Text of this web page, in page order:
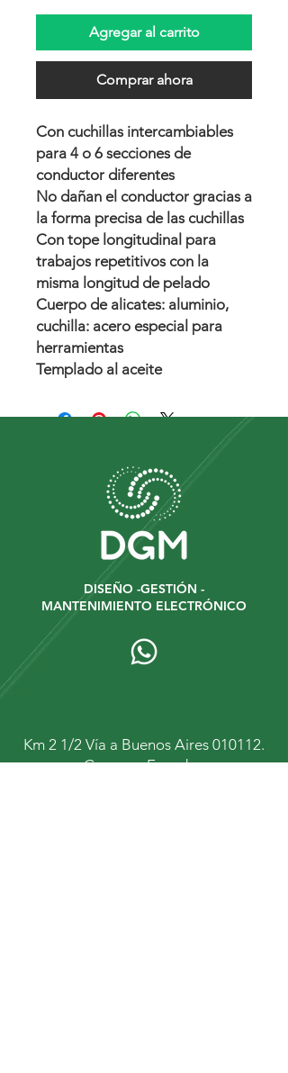
Agregar al carrito
Comprar ahora
Con cuchillas intercambiables
para 4 o 6 secciones de
conductor diferentes
No dañan el conductor gracias a
la forma precisa de las cuchillas
Con tope longitudinal para
trabajos repetitivos con la
misma longitud de pelado
Cuerpo de alicates: aluminio,
cuchilla: acero especial para
herramientas
Templado al aceite
DISEÑO -GESTIÓN -
MANTENIMIENTO ELECTRÓNICO
Km 2 1/2 Vía a Buenos Aires 010112.
Cuenca - Ecuador.